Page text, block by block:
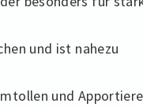
und ist nahezu
und